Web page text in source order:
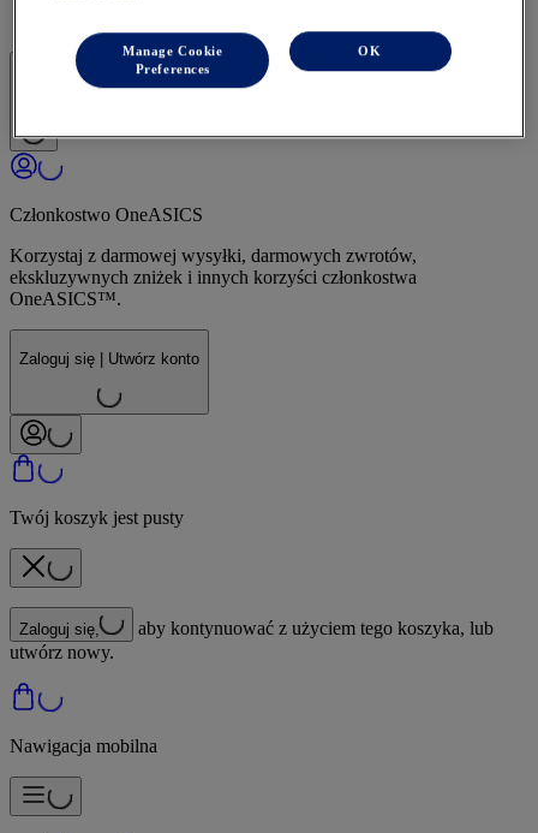
Członkostwo OneASICS
Korzystaj z darmowej wysyłki, darmowych zwrotów,
ekskluzywnych zniżek i innych korzyści członkostwa
OneASICS™.
Zaloguj się | Utwórz konto
Twój koszyk jest pusty
Zaloguj się,
aby kontynuować z użyciem tego koszyka, lub
utwórz nowy.
Nawigacja mobilna
Manage Cookie
Preferences
OK